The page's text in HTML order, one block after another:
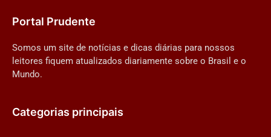
Portal Prudente
Somos um site de notícias e dicas diárias para nossos
leitores fiquem atualizados diariamente sobre o Brasil e o
Mundo.
Categorias principais